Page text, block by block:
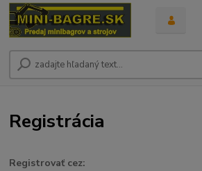
Registrácia
Registrovať cez: